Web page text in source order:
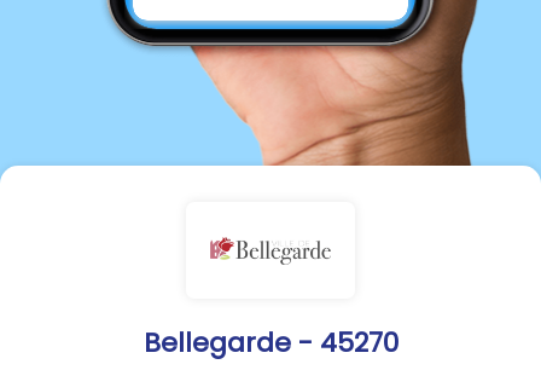
Bellegarde - 45270
💻 Site internet
https://www.bellegarde-45.fr
Retrouvez également toutes
Facebook :Animations
Mairie_Bellegarde_45